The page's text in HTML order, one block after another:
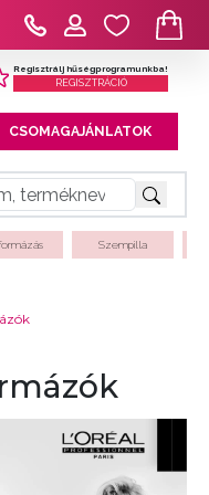
Regisztrálj hűségprogramunkba!
REGISZTRÁCIÓ
CSOMAGAJÁNLATOK
Szempilla